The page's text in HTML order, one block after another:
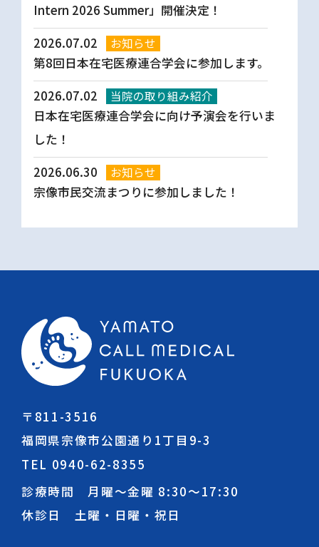
Intern 2026 Summer」開催決定！
2026.07.02
お知らせ
第8回日本在宅医療連合学会に参加します。
2026.07.02
当院の取り組み紹介
日本在宅医療連合学会に向け予演会を行いま
した！
2026.06.30
お知らせ
宗像市民交流まつりに参加しました！
〒811-3516
福岡県宗像市公園通り1丁目9-3
TEL 0940-62-8355
診療時間 月曜～金曜 8:30～17:30
休診日 土曜・日曜・祝日